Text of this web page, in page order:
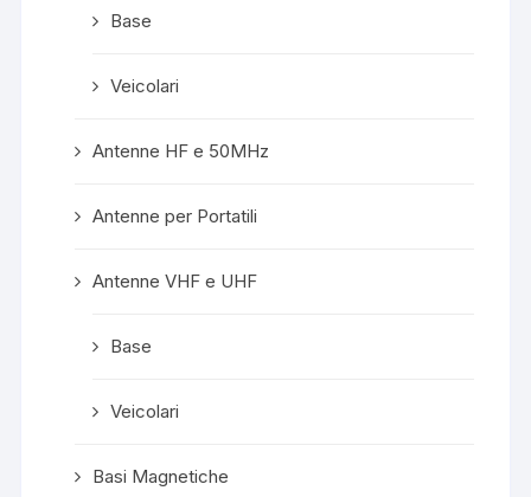
Base
Veicolari
Antenne HF e 50MHz
Antenne per Portatili
Antenne VHF e UHF
Base
Veicolari
Basi Magnetiche